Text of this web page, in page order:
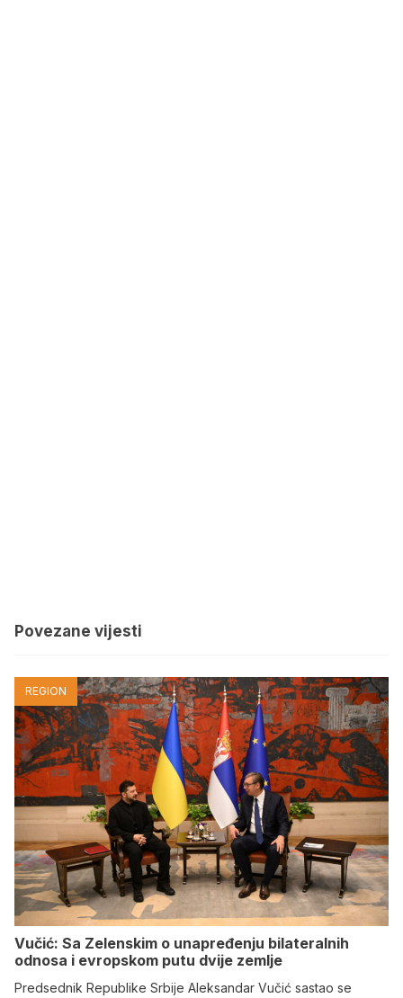
Povezane vijesti
REGION
Vučić: Sa Zelenskim o unapređenju bilateralnih
odnosa i evropskom putu dvije zemlje
Predsednik Republike Srbije Aleksandar Vučić sastao se